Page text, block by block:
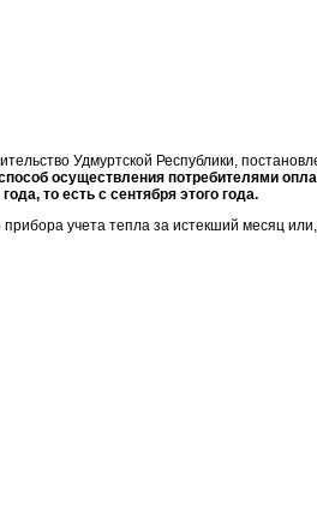
Удмуртской Республики,
осуществления потребителями
то есть с сентября этого года.
учета тепла за истекший месяц или,